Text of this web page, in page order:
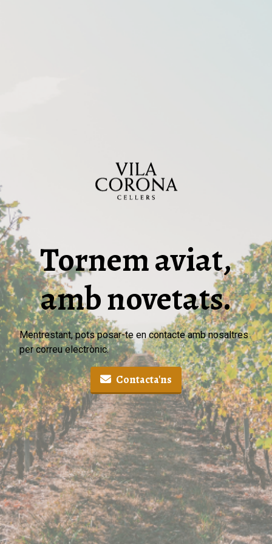
Tornem aviat,
amb novetats.
Mentrestant, pots posar-te en contacte amb nosaltres
per correu electrònic.
Contacta'ns